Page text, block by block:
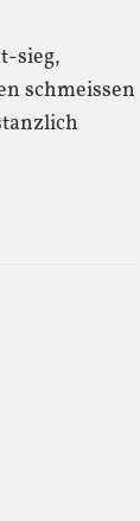
sieg,
schmeissen